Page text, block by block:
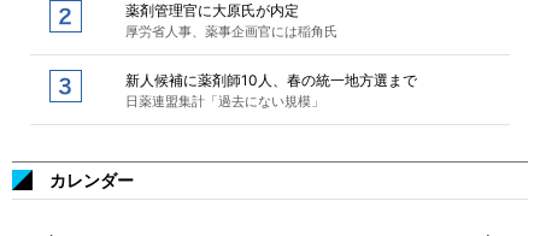
薬剤管理官に大原氏が内定
厚労省人事、薬事企画官には稲角氏
新人候補に薬剤師10人、春の統一地方選まで
日薬連盟集計「過去にない規模」
カレンダー